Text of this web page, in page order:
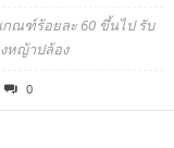
เกณฑ์ร้อยละ 60 ขึ้นไป รับ
หญ้าปล้อง
0